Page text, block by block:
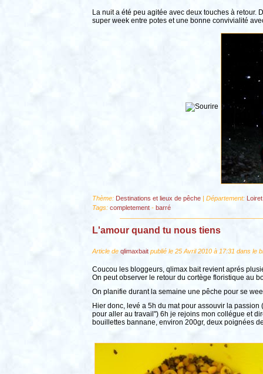
La nuit a été peu agitée avec deux touches à
super week entre potes et une bonne convivialité
Thème: Destinations et lieux de pêche| Département:
Tags: completement- barré
L'amour quand tu nous tiens
Article de qlimaxbaitpublié le 25 Avril 2010 à 17:31 dans le
Coucou les bloggeurs, qlimax bait revient aprés
On peut observer le retour du cortège floristique au
On planifie durant la semaine une pêche pour se
Hier donc, levé a 5h du mat pour assouvir la
pour aller au travail") 6h je rejoins mon collégue et
bouillettes bannane, environ 200gr, deux poignées